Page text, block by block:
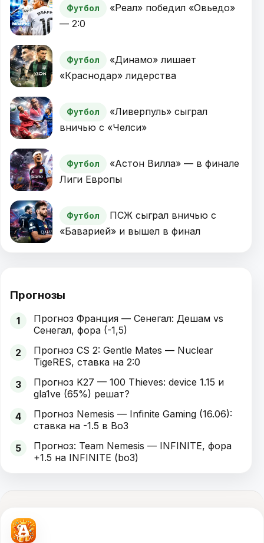
Футбол
«Реал» победил «Овьедо»
— 2:0
Футбол
«Динамо» лишает
«Краснодар» лидерства
Футбол
«Ливерпуль» сыграл
вничью с «Челси»
Футбол
«Астон Вилла» — в финале
Лиги Европы
Футбол
ПСЖ сыграл вничью с
«Баварией» и вышел в финал
Прогнозы
1
Прогноз Франция — Сенегал: Дешам vs
Сенегал, фора (-1,5)
2
Прогноз CS 2: Gentle Mates — Nuclear
TigeRES, ставка на 2:0
3
Прогноз K27 — 100 Thieves: device 1.15 и
gla1ve (65%) решат?
4
Прогноз Nemesis — Infinite Gaming (16.06):
ставка на -1.5 в Bo3
5
Прогноз: Team Nemesis — INFINITE, фора
+1.5 на INFINITE (bo3)